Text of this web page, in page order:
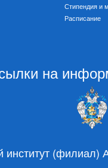
Стипендия и
Расписание
на
институт (филиал)